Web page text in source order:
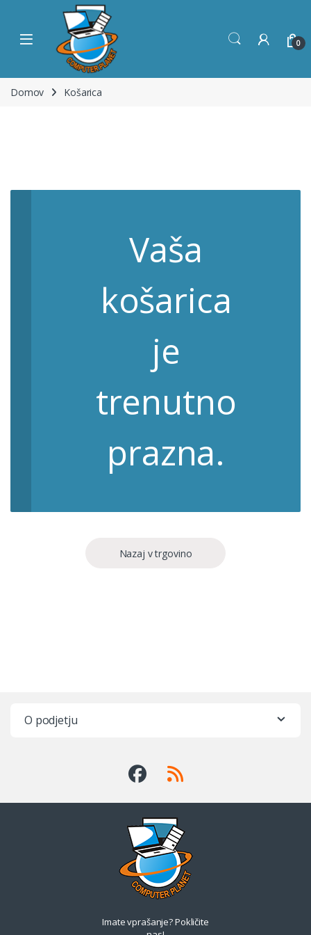
Skip to navigation
Open 0
Domov Košarica
Vaša
košarica
je
trenutno
prazna.
Nazaj v trgovino
O podjetju
Imate vprašanje? Pokličite